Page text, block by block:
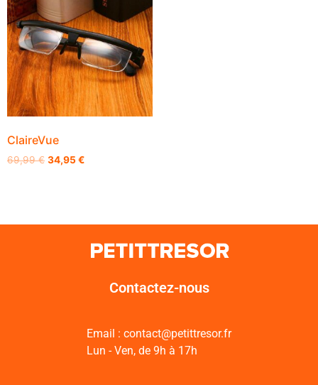
ClaireVue
69,99€ 34,95€
Contactez-nous
Email : contact@petittresor.fr
Lun - Ven, de 9h à 17h